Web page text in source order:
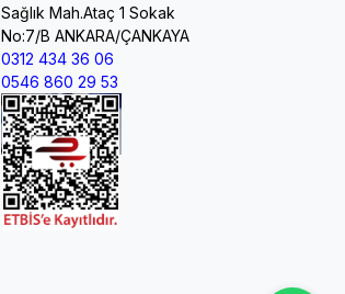
Sağlık Mah.Ataç 1 Sokak
No:7/B ANKARA/ÇANKAYA
0312 434 36 06
0546 860 29 53